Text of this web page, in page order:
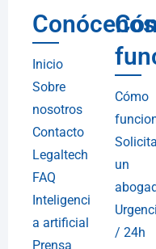
Conócenos
Inicio
Sobre
nosotros
Contacto
Legaltech
FAQ
Inteligenci
a artificial
Prensa
Cómo
Solicita
un
/ 24h